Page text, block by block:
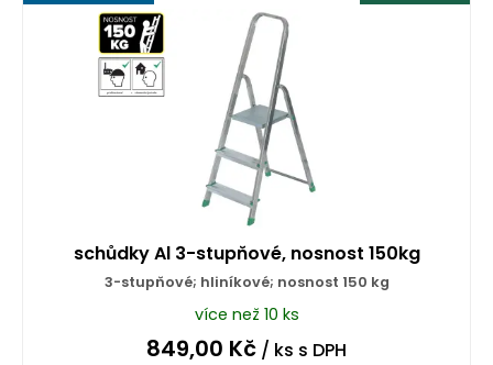
schůdky Al 3-stupňové, nosnost 150kg
3-stupňové; hliníkové; nosnost 150 kg
více než 10 ks
849,00 Kč / ks s DPH